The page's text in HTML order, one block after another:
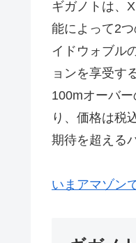
ギガノトは、
能によって2
イドウォブル
ョンを享受す
100mオーバ
り、価格は税
期待を超える
いまアマゾン